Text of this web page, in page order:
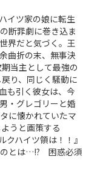
イツ家の娘に転生
断罪劇に巻き込ま
界だと気づく。王
曲折の末、無事決
当主として最強の
り、同じく騒動に
も引く彼女は、今
・グレゴリーと婚
に懐かれていたマ
うと画策する
ハイツ領は！！』
のとは…!? 困惑必須